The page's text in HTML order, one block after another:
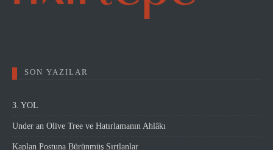
SON YAZILAR
3. YOL
Under an Olive Tree ve Hatırlamanın Ahlâkı
Kaplan Postuna Bürünmüş Sırtlanlar